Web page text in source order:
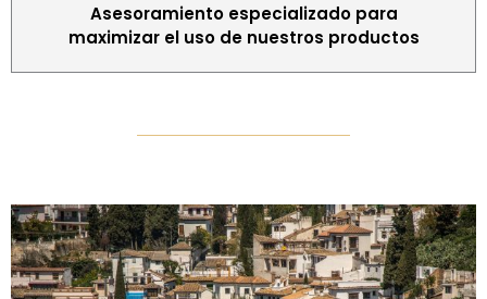
Asesoramiento especializado para
maximizar el uso de nuestros productos